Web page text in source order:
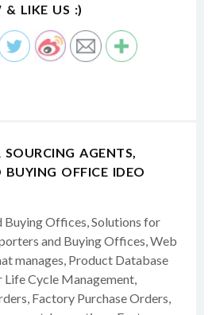
& LIKE US :)
AGENTS,
BUYING OFFICE IDEO
Buying Offices, Solutions for
and Buying Offices, Web
manages, Product Database
Cycle Management,
Factory Purchase Orders,